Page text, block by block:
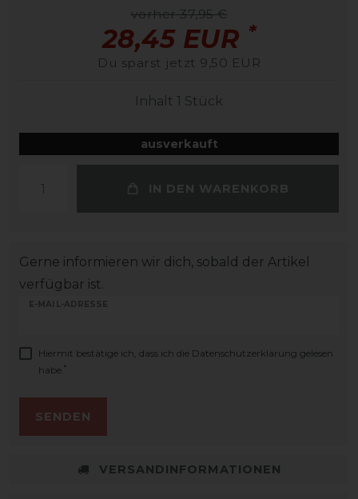
vorher 37,95 €
28,45 EUR *
Du sparst jetzt 9,50 EUR
Inhalt 1 Stück
ausverkauft
IN DEN WARENKORB
Gerne informieren wir dich, sobald der Artikel
verfügbar ist.
E-MAIL-ADRESSE
Hiermit bestätige ich, dass ich die Daten­schutz­erklärung gelesen
habe. *
SENDEN
VERSANDINFORMATIONEN